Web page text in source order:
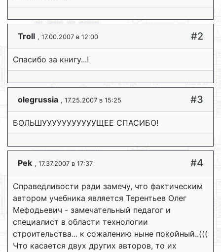
Troll , 17.00.2007 в 12:00 #2
Спасибо за книгу...!
olegrussia , 17.25.2007 в 15:25 #3
БОЛЬШУУУУУУУУУУУЩЕЕ СПАСИБО!
Pek , 17.37.2007 в 17:37 #4
Справедливости ради замечу, что фактическим
автором учебника является Терентьев Олег
Мефодьевич - замечательный педагог и
специалист в области технологии
строительства... к сожалению ныне покойный..(((
Что касается двух других авторов, то их